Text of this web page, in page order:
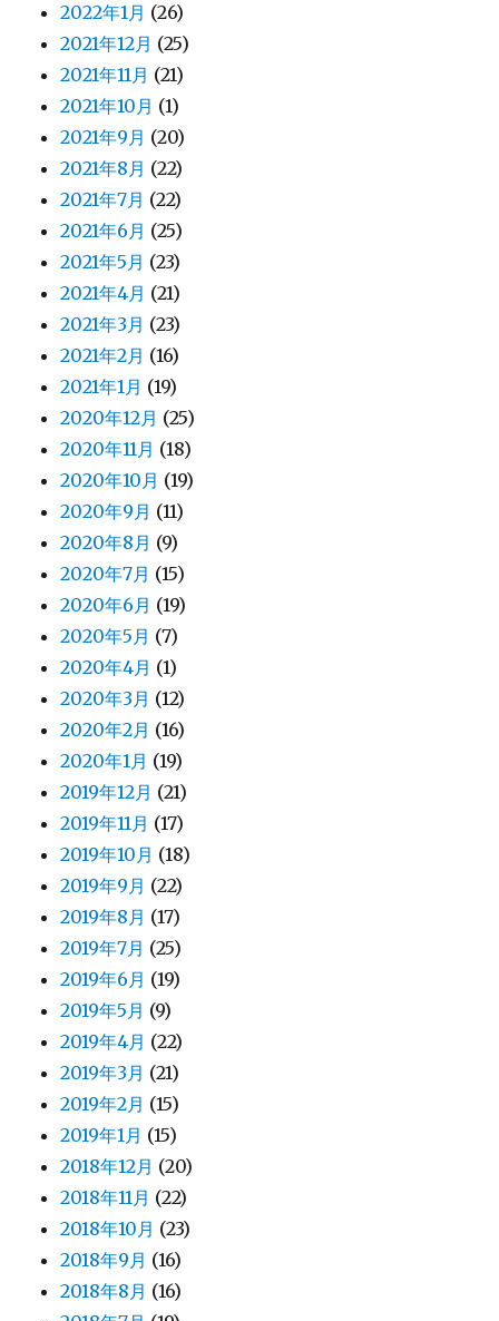
2022年1月 (26)
2021年12月 (25)
2021年11月 (21)
2021年10月 (1)
2021年9月 (20)
2021年8月 (22)
2021年7月 (22)
2021年6月 (25)
2021年5月 (23)
2021年4月 (21)
2021年3月 (23)
2021年2月 (16)
2021年1月 (19)
2020年12月 (25)
2020年11月 (18)
2020年10月 (19)
2020年9月 (11)
2020年8月 (9)
2020年7月 (15)
2020年6月 (19)
2020年5月 (7)
2020年4月 (1)
2020年3月 (12)
2020年2月 (16)
2020年1月 (19)
2019年12月 (21)
2019年11月 (17)
2019年10月 (18)
2019年9月 (22)
2019年8月 (17)
2019年7月 (25)
2019年6月 (19)
2019年5月 (9)
2019年4月 (22)
2019年3月 (21)
2019年2月 (15)
2019年1月 (15)
2018年12月 (20)
2018年11月 (22)
2018年10月 (23)
2018年9月 (16)
2018年8月 (16)